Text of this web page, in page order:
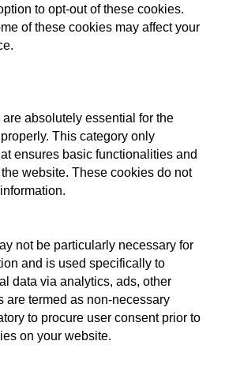
to opt-out of these cookies.
of these cookies may affect your
absolutely essential for the
This category only
ensures basic functionalities and
website. These cookies do not
not be particularly necessary for
and is used specifically to
data via analytics, ads, other
are termed as non-necessary
to procure user consent prior to
on your website.